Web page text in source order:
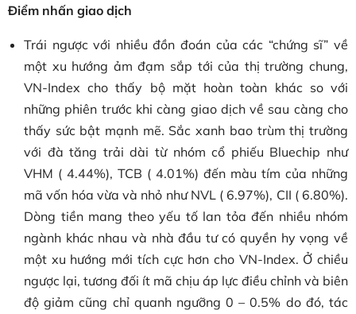
Điểm nhấn giao dịch
Trái ngược với nhiều đồn đoán của các “chứng sĩ” về
một xu hướng ảm đạm sắp tới của thị trường chung,
VN-Index cho thấy bộ mặt hoàn toàn khác so với
những phiên trước khi càng giao dịch về sau càng cho
thấy sức bật mạnh mẽ. Sắc xanh bao trùm thị trường
với đà tăng trải dài từ nhóm cổ phiếu Bluechip như
VHM ( 4.44%), TCB ( 4.01%) đến màu tím của những
mã vốn hóa vừa và nhỏ như NVL ( 6.97%), CII ( 6.80%).
Dòng tiền mang theo yếu tố lan tỏa đến nhiều nhóm
ngành khác nhau và nhà đầu tư có quyền hy vọng về
một xu hướng mới tích cực hơn cho VN-Index. Ở chiều
ngược lại, tương đối ít mã chịu áp lực điều chỉnh và biên
độ giảm cũng chỉ quanh ngưỡng 0 – 0.5% do đó, tác